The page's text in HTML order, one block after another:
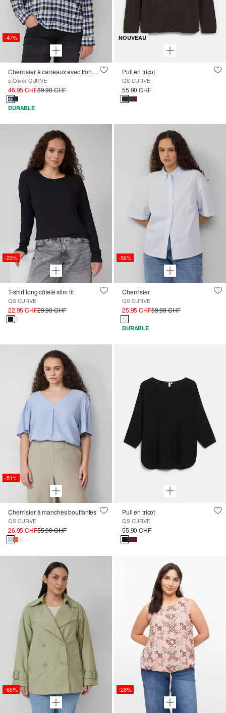
-47%
Chemisier à carreaux avec fronces dans le dos
s.Oliver CURVE
46.95 CHF89.90 CHF
DURABLE
NOUVEAU
Pull en tricot
QS CURVE
55.90 CHF
-23%
T-shirt long côtelé slim fit
QS CURVE
22.95 CHF29.90 CHF
-56%
Chemisier
QS CURVE
25.95 CHF59.90 CHF
DURABLE
-51%
Chemisier à manches bouffantes
QS CURVE
26.95 CHF55.90 CHF
Pull en tricot
QS CURVE
55.90 CHF
-60% -28%